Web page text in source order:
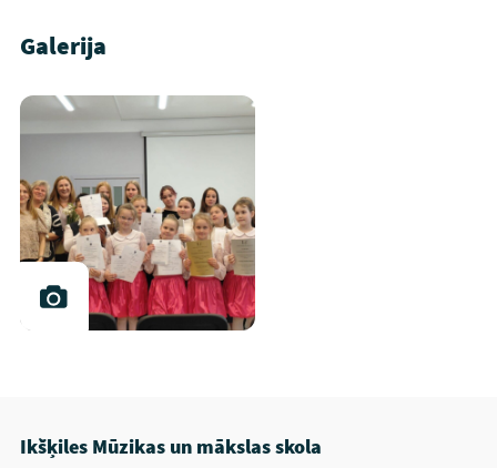
Galerija
Ikšķiles Mūzikas un mākslas skola